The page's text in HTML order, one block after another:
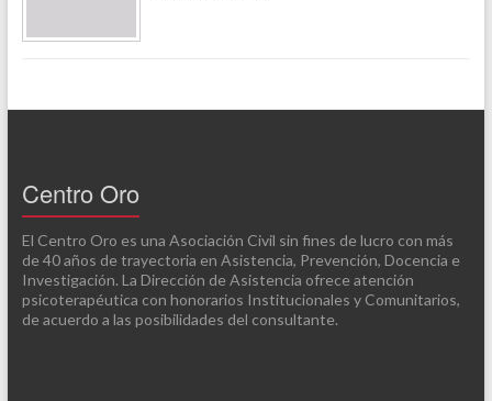
Centro Oro
El Centro Oro es una Asociación Civil sin fines de lucro con más
de 40 años de trayectoria en Asistencia, Prevención, Docencia e
Investigación. La Dirección de Asistencia ofrece atención
psicoterapéutica con honorarios Institucionales y Comunitarios,
de acuerdo a las posibilidades del consultante.